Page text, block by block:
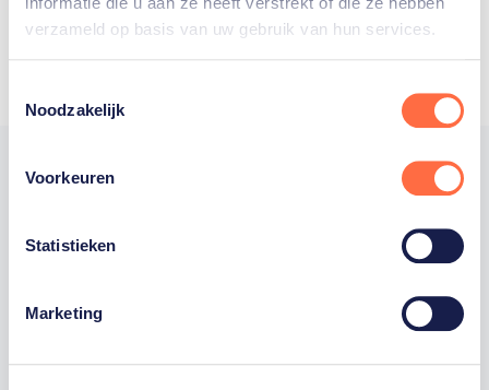
verzameld op basis van uw gebruik van hun services.
Noodzakelijk
Voorkeuren
Statistieken
Marketing
Trotse hoofdsponsor
Staatsloterij is trotse hoofdsponsor van
sportiefste land van de wereld maken.